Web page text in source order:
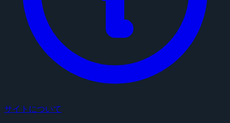
サイトについて